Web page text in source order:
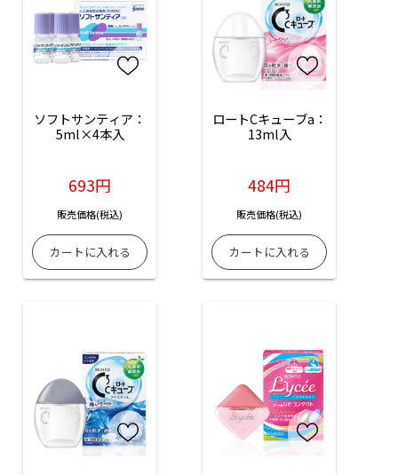
ソフトサンティア：
5ml×4本入
693円
販売価格(税込)
ロートCキューブa：
13ml入
484円
販売価格(税込)